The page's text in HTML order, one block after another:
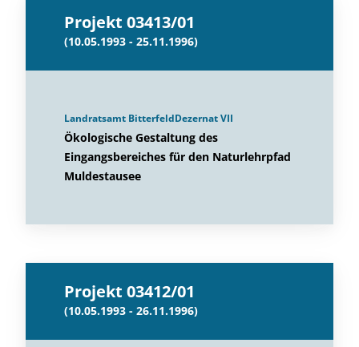
Projekt 03413/01
(10.05.1993 - 25.11.1996)
Landratsamt BitterfeldDezernat VII
Ökologische Gestaltung des
Eingangsbereiches für den Naturlehrpfad
Muldestausee
Projekt 03412/01
(10.05.1993 - 26.11.1996)